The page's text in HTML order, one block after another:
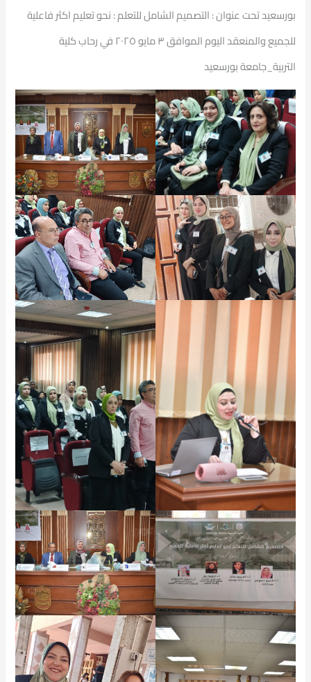
بورسعيد تحت عنوان : التصميم الشامل للتعلم : نحو تعليم اكثر فاعلية
للجميع والمنعقد اليوم الموافق ٣ مايو ٢٠٢٥ في رحاب كلية
التربية_جامعة بورسعيد